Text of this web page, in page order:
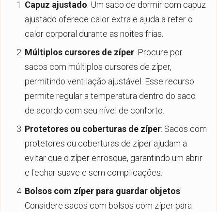
Capuz ajustado: Um saco de dormir com capuz
ajustado oferece calor extra e ajuda a reter o
calor corporal durante as noites frias.
Múltiplos cursores de zíper: Procure por
sacos com múltiplos cursores de zíper,
permitindo ventilação ajustável. Esse recurso
permite regular a temperatura dentro do saco
de acordo com seu nível de conforto.
Protetores ou coberturas de zíper: Sacos com
protetores ou coberturas de zíper ajudam a
evitar que o zíper enrosque, garantindo um abrir
e fechar suave e sem complicações.
Bolsos com zíper para guardar objetos:
Considere sacos com bolsos com zíper para